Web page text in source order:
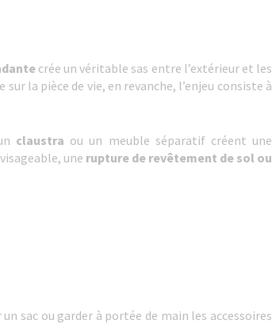
crée un véritable sas entre l’extérieur et les
sur la pièce de vie, en revanche, l’enjeu consiste à
claustra ou un meuble séparatif créent une
une rupture de revêtement de sol ou
sac ou garder à portée de main les accessoires